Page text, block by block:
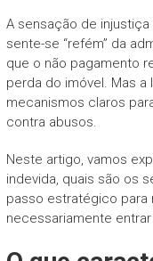
A sensação de
sente-se “refém” da
que o não pagamento
perda do imóvel. Mas
mecanismos claros
contra abusos.
Neste artigo, vamos
indevida, quais são os
passo estratégico para
necessariamente